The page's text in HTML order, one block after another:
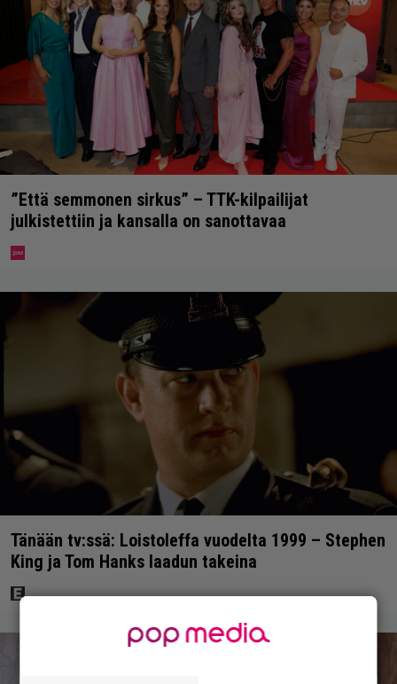
”Että semmonen sirkus” – TTK-kilpailijat
julkistettiin ja kansalla on sanottavaa
Tänään tv:ssä: Loistoleffa vuodelta 1999 – Stephen
King ja Tom Hanks laadun takeina